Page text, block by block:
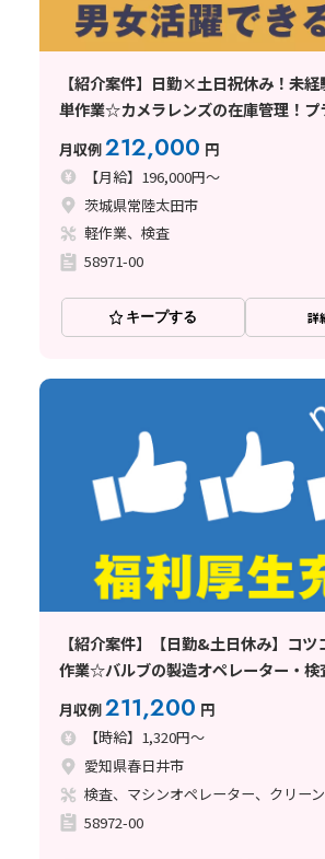
【紹介案件】日勤×土日祝休み！未
単作業☆カメラレンズの在庫管理！プ
月収例212,000 円
【月給】196,000円～
茨城県常陸太田市
軽作業、検査
58971-00
キープする 詳
【紹介案件】【日勤&土日休み】コ
作業☆バルブの製造オペレーター・
月収例211,200 円
【時給】1,320円～
愛知県春日井市
検査、マシンオペレーター、クリー
58972-00